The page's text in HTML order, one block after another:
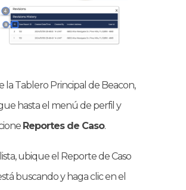
la Tablero Principal de Beacon,
hasta el menú de perfil y
Reportes de Caso.
ubique el Reporte de Caso
buscando y haga clic en el